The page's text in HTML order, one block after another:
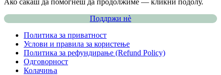
Поддржи нѐ
Политика за приватност
Услови и правила за користење
Политика за рефундирање (Refund Policy)
Одговорност
Колачиња